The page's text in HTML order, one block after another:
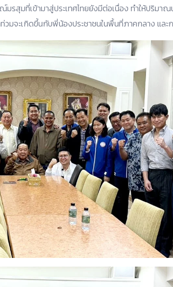
รสุมที่เข้ามาสู่ประเทศไทยยังมีต่อเนื่อง ทำให้ปริมาณ
มจะเกิดขึ้นกับพี่น้องประชาชนในพื้นที่ภาคกลาง และ